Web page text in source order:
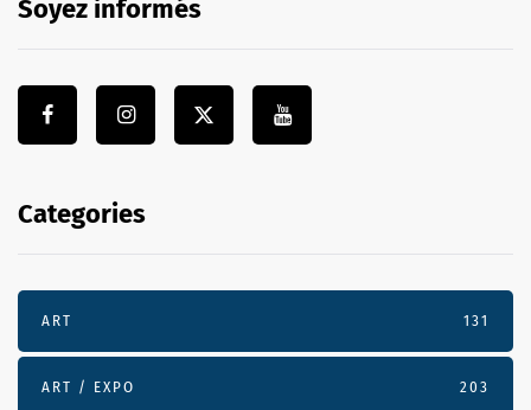
Soyez informés
Categories
ART 131
ART / EXPO 203